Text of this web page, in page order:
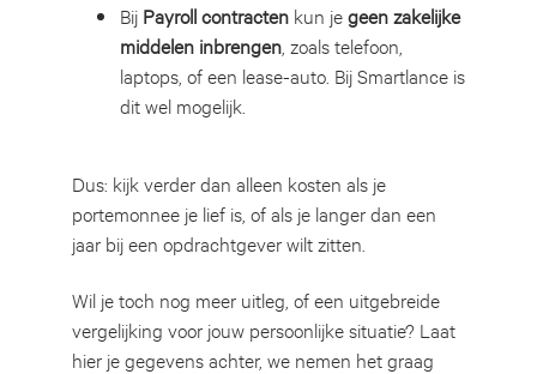
Bij Payroll contracten kun jegeen zakelijke
middelen inbrengen , zoals telefoon,
laptops, of een lease-auto. Bij Smartlance is
dit wel mogelijk.
Dus: kijk verder dan alleen kosten als je
portemonnee je lief is, of als je langer dan een
jaar bij een opdrachtgever wilt zitten.
Wil je toch nog meer uitleg, of een uitgebreide
vergelijking voor jouw persoonlijke situatie? Laat
hier je gegevens achter, we nemen het graag